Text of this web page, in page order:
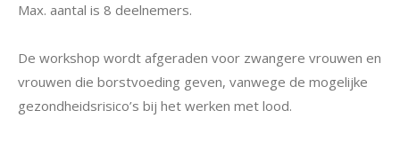
Max. aantal is 8 deelnemers.
De workshop wordt afgeraden voor zwangere vrouwen en
vrouwen die borstvoeding geven, vanwege de mogelijke
gezondheidsrisico’s bij het werken met lood.